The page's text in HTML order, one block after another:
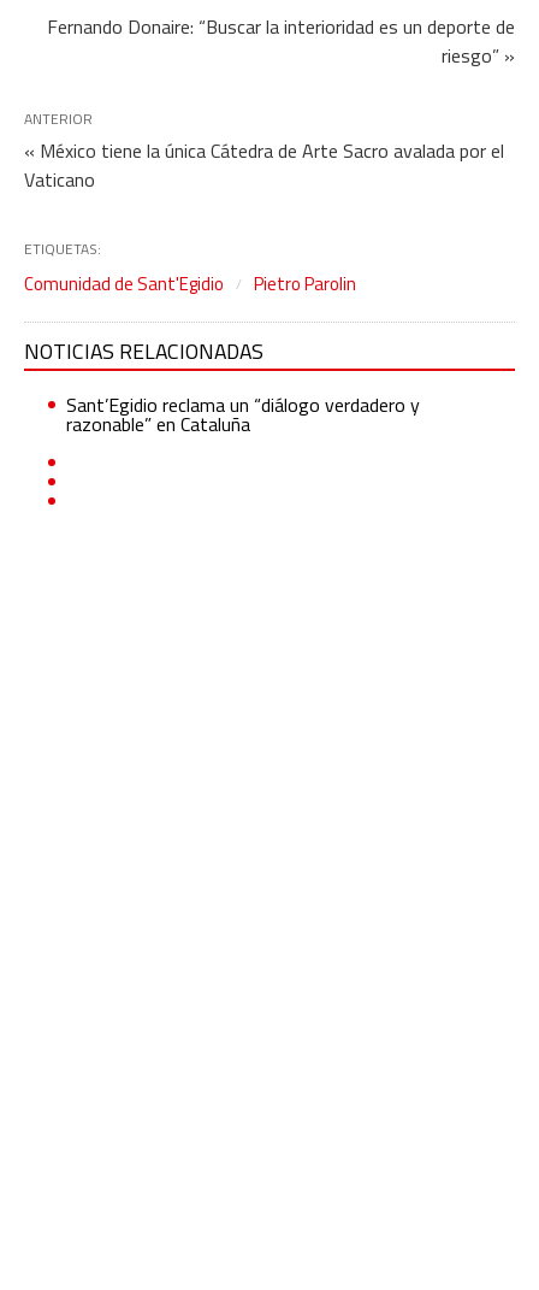
Fernando Donaire: “Buscar la interioridad es un deporte de
riesgo” »
ANTERIOR
« México tiene la única Cátedra de Arte Sacro avalada por el
Vaticano
ETIQUETAS:
Comunidad de Sant'Egidio Pietro Parolin
NOTICIAS RELACIONADAS
Sant’Egidio reclama un “diálogo verdadero y
razonable” en Cataluña